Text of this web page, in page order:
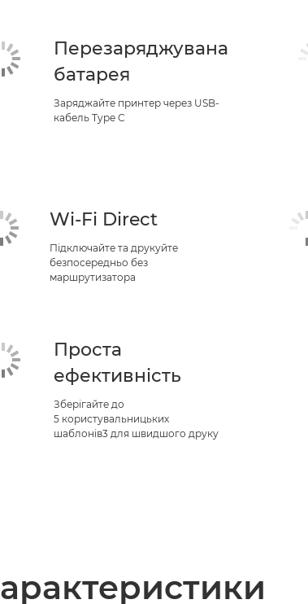
Перезаряджувана
батарея
Заряджайте принтер через USB-
кабель Type C
Wi-Fi Direct
Підключайте та друкуйте
безпосередньо без
маршрутизатора
Проста
ефективність
Зберігайте до
5 користувальницьких
шаблонів3 для швидшого друку